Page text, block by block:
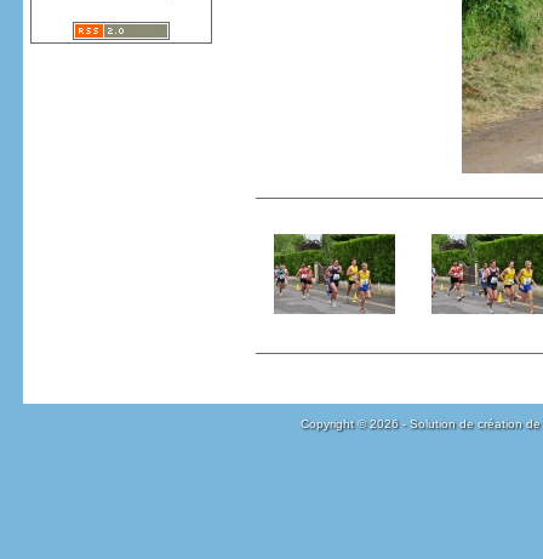
Copyright © 2026 - Solution de création